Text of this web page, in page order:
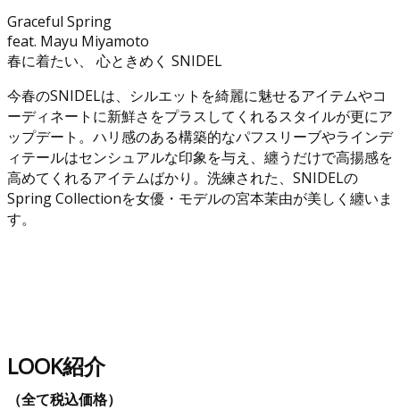
Graceful Spring
feat. Mayu Miyamoto
春に着たい、 心ときめく SNIDEL
今春のSNIDELは、シルエットを綺麗に魅せるアイテムやコ
ーディネートに新鮮さをプラスしてくれるスタイルが更にア
ップデート。ハリ感のある構築的なパフスリーブやラインデ
ィテールはセンシュアルな印象を与え、纏うだけで高揚感を
高めてくれるアイテムばかり。洗練された、SNIDELの
Spring Collectionを女優・モデルの宮本茉由が美しく纏いま
す。
LOOK紹介
（全て税込価格）